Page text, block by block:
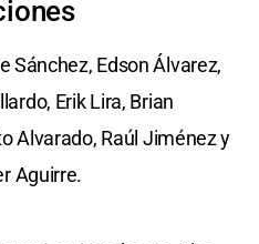
Sánchez, Edson Álvarez,
Erik Lira, Brian
Alvarado, Raúl Jiménez y
Aguirre.